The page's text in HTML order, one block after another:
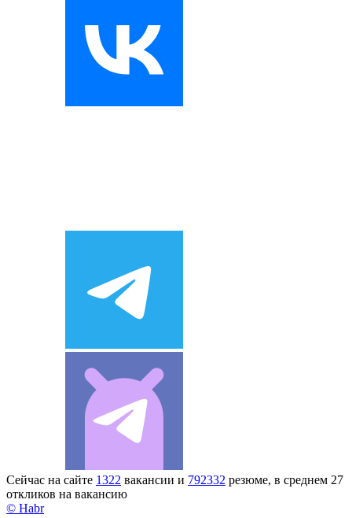
Сейчас на сайте 1322 вакансии и 792332 резюме, в среднем 27
откликов на вакансию
© Habr